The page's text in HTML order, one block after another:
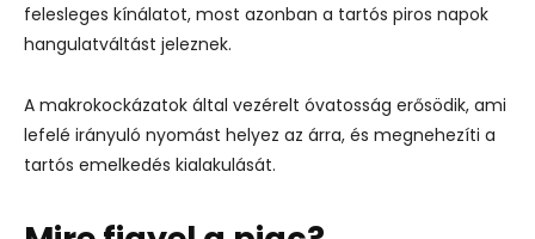
felesleges kínálatot, most azonban a tartós piros napok
hangulatváltást jeleznek.
A makrokockázatok által vezérelt óvatosság erősödik, ami
lefelé irányuló nyomást helyez az árra, és megnehezíti a
tartós emelkedés kialakulását.